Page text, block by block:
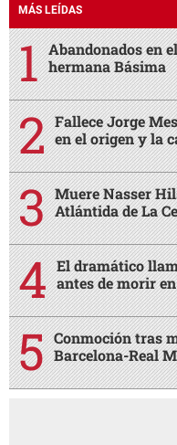
MÁS LEÍDAS
Abandonados en
hermana Básima
Fallece Jorge
en el origen y la
Muere Nasser
Atlántida de La
El dramático
antes de morir
Conmoción tras
Barcelona-Real